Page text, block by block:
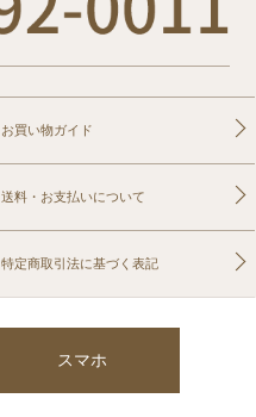
お買い物ガイド
送料・お支払いについて
特定商取引法に基づく表記
スマホ